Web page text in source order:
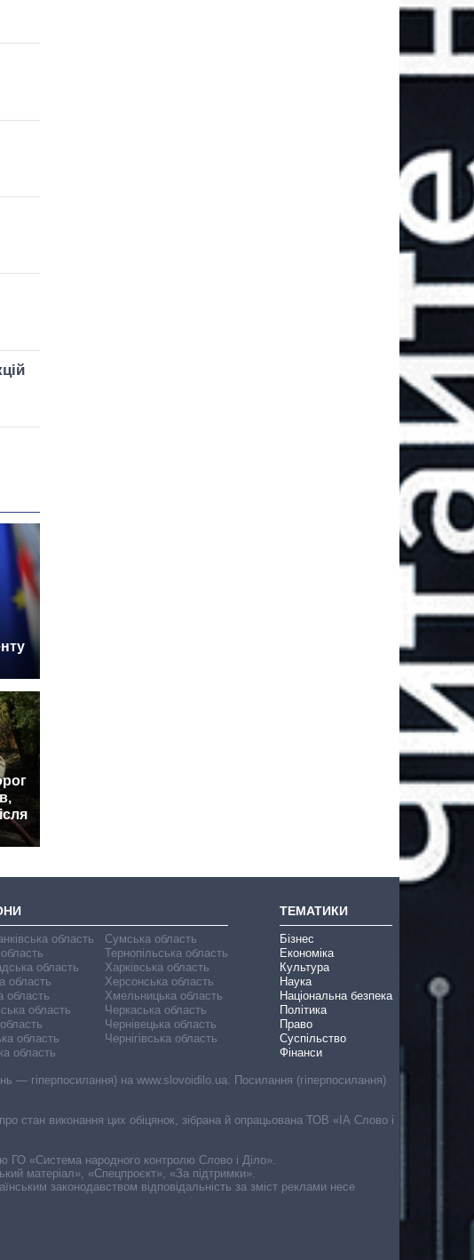
область
область
область
область
область
область
область
Сумська область
Тернопільська область
Харківська область
Херсонська область
Хмельницька область
Черкаська область
Чернівецька область
Чернігівська область
ТЕМАТИКИ
Бізнес
Економіка
Культура
Наука
Національна безпека
Політика
Право
Суспільство
Фінанси
— гіперпосилання) на www.slovoidilo.ua. Посилання (гіперпосилання)
стан виконання цих обіцянок, зібрана й опрацьована ТОВ «ІА Слово і
ГО «Система народного контролю Слово і Діло».
матеріал», «Спецпроєкт», «За підтримки».
законодавством відповідальність за зміст реклами несе